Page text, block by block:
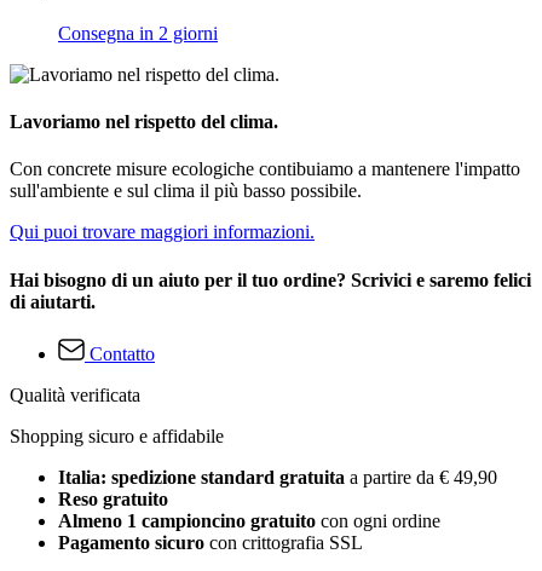
Consegna in 2 giorni
Lavoriamo nel rispetto del clima.
Con concrete misure ecologiche contibuiamo a mantenere l'impatto
sull'ambiente e sul clima il più basso possibile.
Qui puoi trovare maggiori informazioni.
Hai bisogno di un aiuto per il tuo ordine? Scrivici e saremo felici
di aiutarti.
Contatto
Qualità verificata
Shopping sicuro e affidabile
Italia: spedizione standard gratuita a partire da € 49,90
Reso gratuito
Almeno 1 campioncino gratuito con ogni ordine
Pagamento sicuro con crittografia SSL